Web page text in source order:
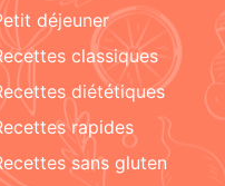
petit déjeuner
recettes classiques
recettes diététiques
recettes rapides
recettes sans gluten